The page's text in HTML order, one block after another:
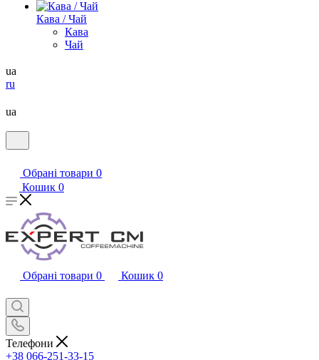
Кава / Чай
Кава
Чай
ua
ru
ua
Обрані товари 0
Кошик 0
Обрані товари 0 Кошик 0
Телефони
+38 066-251-33-15